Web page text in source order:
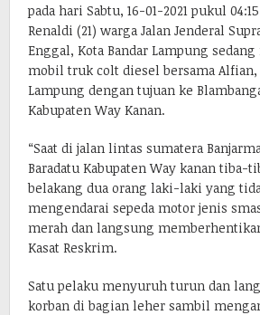
pada hari Sabtu, 16-01-2021 pukul
Renaldi (21) warga Jalan Jenderal
Enggal, Kota Bandar Lampung
mobil truk colt diesel bersama Alfian,
Lampung dengan tujuan ke
Kabupaten Way Kanan.
“Saat di jalan lintas sumatera
Baradatu Kabupaten Way kanan tiba-
belakang dua orang laki-laki yang
mengendarai sepeda motor jenis
merah dan langsung
Kasat Reskrim.
Satu pelaku menyuruh turun dan
korban di bagian leher sambil